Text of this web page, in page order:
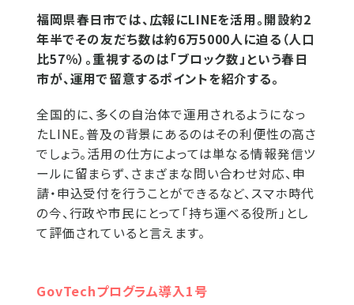
福岡県春日市では、広報にLINEを活用。開設約2
年半でその友だち数は約6万5000人に迫る（人口
比57％）。重視するのは「ブロック数」という春日
市が、運用で留意するポイントを紹介する。
全国的に、多くの自治体で運用されるようになっ
たLINE。普及の背景にあるのはその利便性の高さ
でしょう。活用の仕方によっては単なる情報発信ツ
ールに留まらず、さまざまな問い合わせ対応、申
請・申込受付を行うことができるなど、スマホ時代
の今、行政や市民にとって「持ち運べる役所」とし
て評価されていると言えます。
GovTechプログラム導入1号